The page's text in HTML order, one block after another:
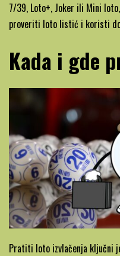
7/39, Loto+, Joker ili Mini
proveriti loto listić i koristi
Kada i gde
Pratiti loto izvlačenja ključni